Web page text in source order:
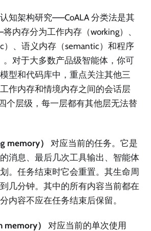
知架构研究——CoALA 分类法是其
内存分为工作内存（working）、
）、语义内存（semantic）和程序
。对于大多数产品级智能体，你可
型和代码库中，重点关注其他三
作内存和情境内存之间的会话层
个层级，每一层都有其他层无法替
memory）
对应当前的任务。它是
消息、最后几次工具输出、智能体
。任务结束时它会重置。其生命周
几分钟。其中的所有内容当前都在
内容不应在任务结束后保留。
memory）
对应当前的单次使用